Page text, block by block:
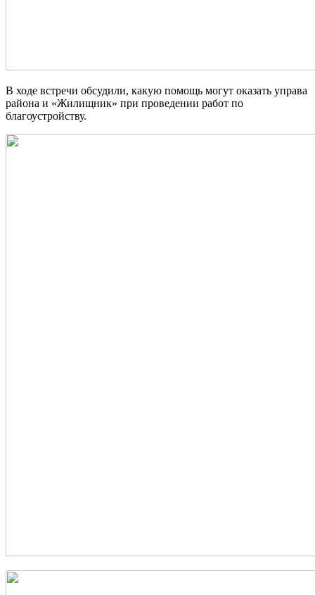
В ходе встречи обсудили, какую помощь могут оказать управа
района и «Жилищник» при проведении работ по
благоустройству.